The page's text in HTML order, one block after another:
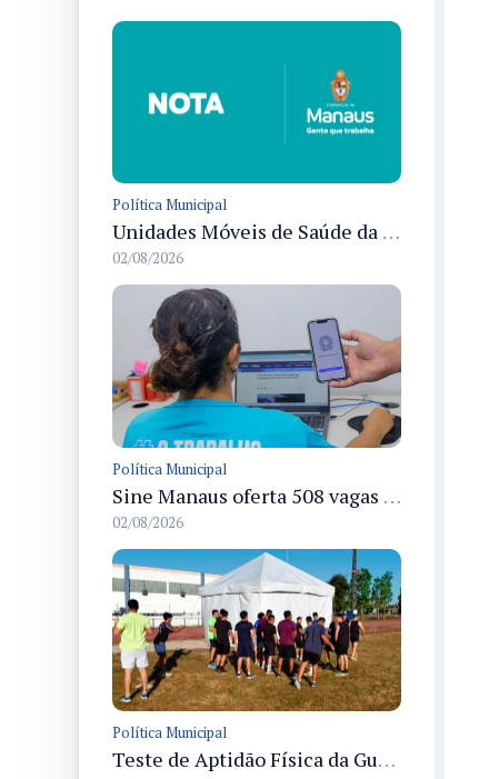
Política Municipal
Unidades Móveis de Saúde da Mulher de Manaus terão quatro endereços novos a partir de 3/8
02/08/2026
Política Municipal
Sine Manaus oferta 508 vagas de emprego em diversos setores com atendimento nesta segunda
02/08/2026
Política Municipal
Teste de Aptidão Física da Guarda Municipal de Manaus reúne 1.545 candidatos na Vila Olímpica